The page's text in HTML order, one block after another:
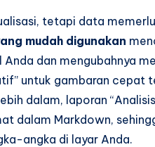
tetapi data
mudah digunakan
dan mengubahnya
untuk gambaran cepat
dalam, laporan
dalam Markdown,
angka di layar Anda.